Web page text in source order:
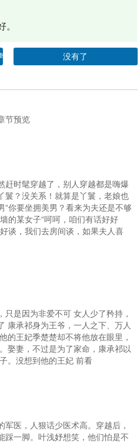
。
猪叫 没有了
节预览
赶时髦穿越了，别人穿越都是嗨爆
鬟？没关系！就算是丫鬟，老娘也
你要坐拥美男？看来为夫还是不够
的某女子“呵呵，咱们有话好好
谈，我们去房间谈，如果夫人喜
是因为非爱不可 女人少了矜持，
康承祁身为王爷，一人之下、万人
的王妃季楚楚却不将他放在眼里，
娶妻，不过是为了家命，康承祁以
。没想到他的王妃 前看
医，人狠话少医术高。穿越后，
踩一脚。叶浅妤想笑，他们怕是不